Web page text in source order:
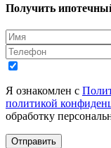
Получить
Я ознакомлен с
политикой
обработку
Отправить